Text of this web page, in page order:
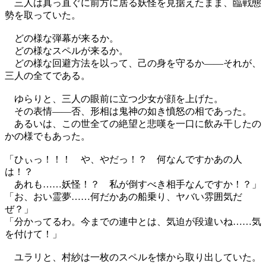
三人は真っ直ぐに前方に居る妖怪を見据えたまま、臨戦態
勢を取っていた。
どの様な弾幕が来るか。
どの様なスペルが来るか。
どの様な回避方法を以って、己の身を守るか――それが、
三人の全てである。
ゆらりと、三人の眼前に立つ少女が顔を上げた。
その表情――否、形相は鬼神の如き憤怒の相であった。
あるいは、この世全ての絶望と悲嘆を一口に飲み干したの
かの様でもあった。
「ひぃっ！！！ や、やだっ！？ 何なんですかあの人
は！？
あれも……妖怪！？ 私が倒すべき相手なんですか！？」
「お、おい霊夢……何だかあの船乗り、ヤバい雰囲気だ
ぜ？」
「分かってるわ。今までの連中とは、気迫が段違いね……気
を付けて！」
ユラリと、村紗は一枚のスペルを懐から取り出していた。